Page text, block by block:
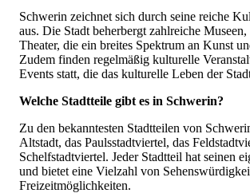
Schwerin zeichnet sich durch seine reiche
aus. Die Stadt beherbergt zahlreiche
Theater, die ein breites Spektrum an Kunst
Zudem finden regelmäßig kulturelle
Events statt, die das kulturelle Leben der
Welche Stadtteile gibt es in Schwerin?
Zu den bekanntesten Stadtteilen von
Altstadt, das Paulsstadtviertel, das
Schelfstadtviertel. Jeder Stadtteil hat seinen
und bietet eine Vielzahl von
Freizeitmöglichkeiten.